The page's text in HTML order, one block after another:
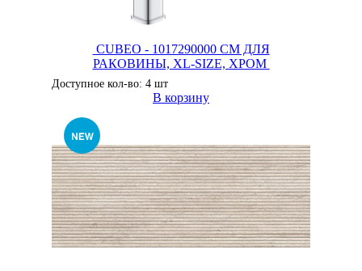
CUBEO - 1017290000 СМ ДЛЯ
РАКОВИНЫ, XL-SIZE, ХРОМ
Доступное кол-во: 4 шт
В корзину